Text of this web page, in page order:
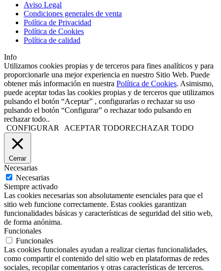
Aviso Legal
Condiciones generales de venta
Política de Privacidad
Política de Cookies
Política de calidad
Info
Utilizamos cookies propias y de terceros para fines analíticos y para
proporcionarle una mejor experiencia en nuestro Sitio Web. Puede
obtener más información en nuestra Política de Cookies. Asimismo,
puede aceptar todas las cookies propias y de terceros que utilizamos
pulsando el botón “Aceptar” , configurarlas o rechazar su uso
pulsando el botón “Configurar” o rechazar todo pulsando en
rechazar todo..
CONFIGURAR
ACEPTAR TODORECHAZAR TODO
Cerrar
Necesarias
Necesarias
Siempre activado
Las cookies necesarias son absolutamente esenciales para que el
sitio web funcione correctamente. Estas cookies garantizan
funcionalidades básicas y características de seguridad del sitio web,
de forma anónima.
Funcionales
Funcionales
Las cookies funcionales ayudan a realizar ciertas funcionalidades,
como compartir el contenido del sitio web en plataformas de redes
sociales, recopilar comentarios y otras características de terceros.